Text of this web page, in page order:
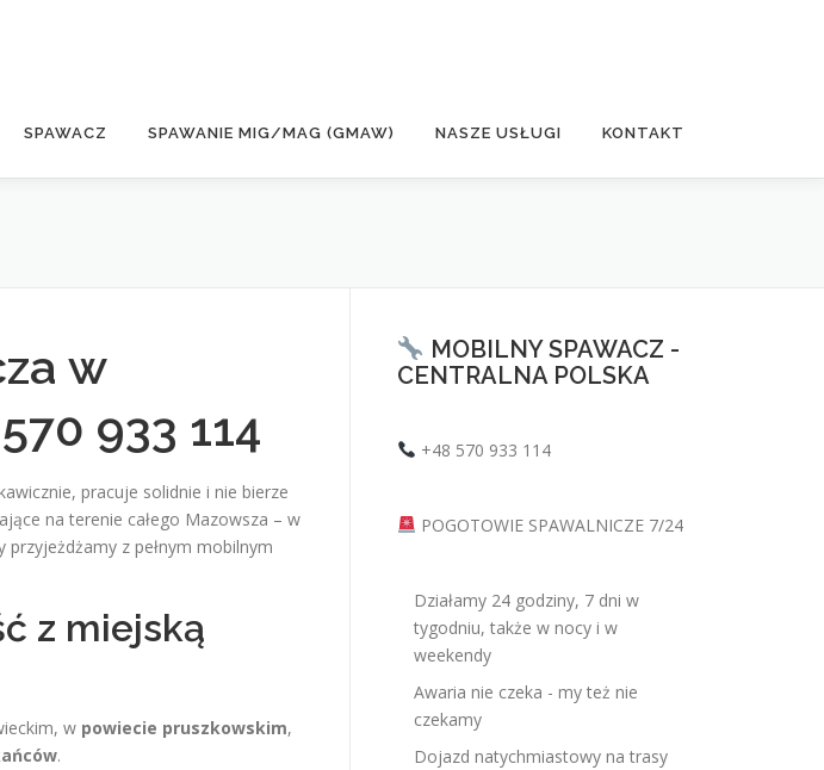
SPAWACZ SPAWANIE MIG/MAG (GMAW) NASZE USŁUGI KONTAKT
w
933 114
pracuje solidnie i nie bierze
na terenie całego Mazowsza – w
przyjeżdżamy z pełnym mobilnym
z miejską
w powiecie pruszkowskim,
.
MOBILNY SPAWACZ -
CENTRALNA POLSKA
+48 570 933 114
POGOTOWIE SPAWALNICZE 7/24
Działamy 24 godziny, 7 dni w
tygodniu, także w nocy i w
weekendy
Awaria nie czeka - my też nie
czekamy
Dojazd natychmiastowy na trasy